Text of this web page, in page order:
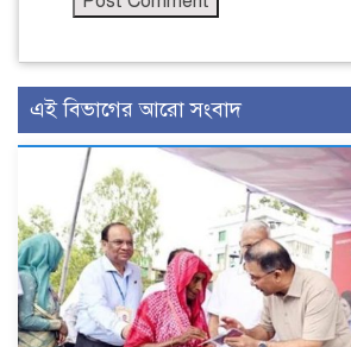
এই বিভাগের আরো সংবাদ